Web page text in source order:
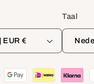
Nederland | EUR €
Taal